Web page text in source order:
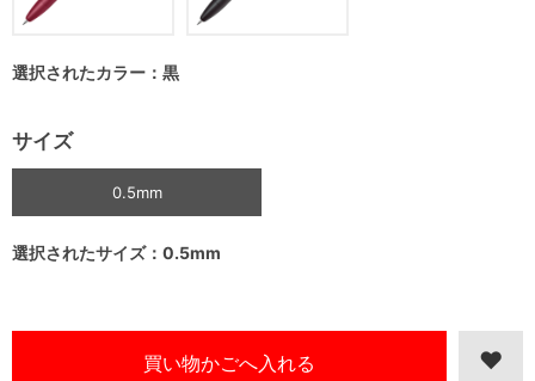
選択されたカラー：黒
サイズ
0.5mm
選択されたサイズ：0.5mm